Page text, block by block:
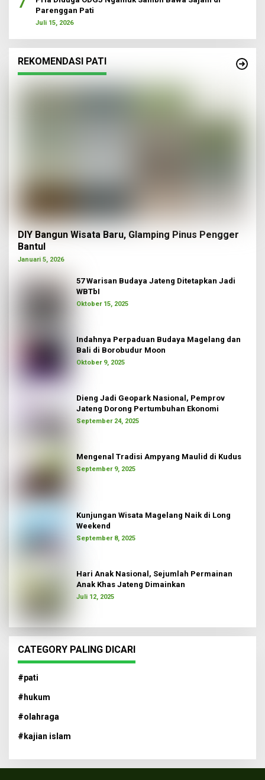
Parenggan Pati
Juli 15, 2026
REKOMENDASI PATI
DIY Bangun Wisata Baru, Glamping Pinus Pengger
Bantul
Januari 5, 2026
57 Warisan Budaya Jateng Ditetapkan Jadi
WBTbI
Oktober 15, 2025
Indahnya Perpaduan Budaya Magelang dan
Bali di Borobudur Moon
Oktober 9, 2025
Dieng Jadi Geopark Nasional, Pemprov
Jateng Dorong Pertumbuhan Ekonomi
September 24, 2025
Mengenal Tradisi Ampyang Maulid di Kudus
September 9, 2025
Kunjungan Wisata Magelang Naik di Long
Weekend
September 8, 2025
Hari Anak Nasional, Sejumlah Permainan
Anak Khas Jateng Dimainkan
Juli 12, 2025
CATEGORY PALING DICARI
#pati
#hukum
#olahraga
#kajian islam